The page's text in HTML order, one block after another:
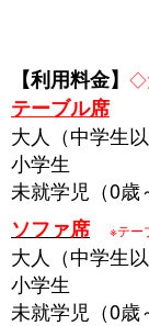
o
u
s
【利用料金】 ◇
テーブル席
大人（中学
小学生
未就学児（0
ソファ席
※テー
大人（中学
小学生
未就学児（0